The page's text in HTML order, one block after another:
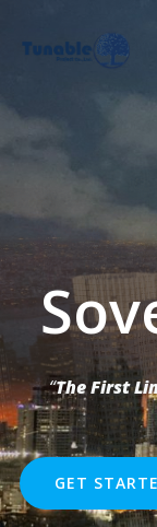
“The First
GET